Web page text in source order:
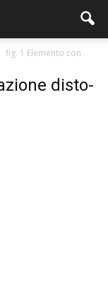
fig. 1 Elemento con
disto-